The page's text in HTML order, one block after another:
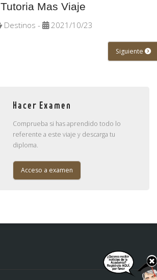
Tutoria Mas Viaje
Destinos - 2021/10/23
Siguiente
Hacer Examen
Comprueba si has aprendido todo lo
referente a este viaje y descarga tu
diploma.
Acceso a examen